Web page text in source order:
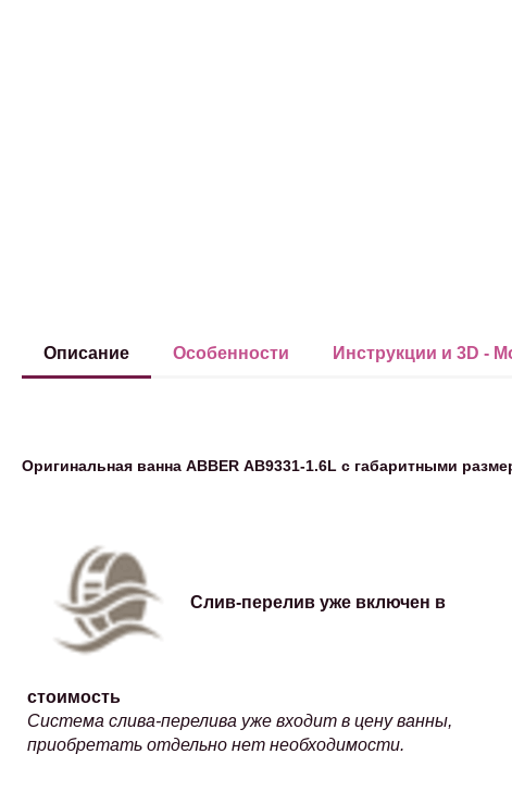
Описание Особенности Инструкции и 3D -
Оригинальная ванна ABBER АВ9331-1.6L с габаритными
Слив-перелив уже включен в
стоимость
Система слива-перелива уже входит в цену ванны,
приобретать отдельно нет необходимости.